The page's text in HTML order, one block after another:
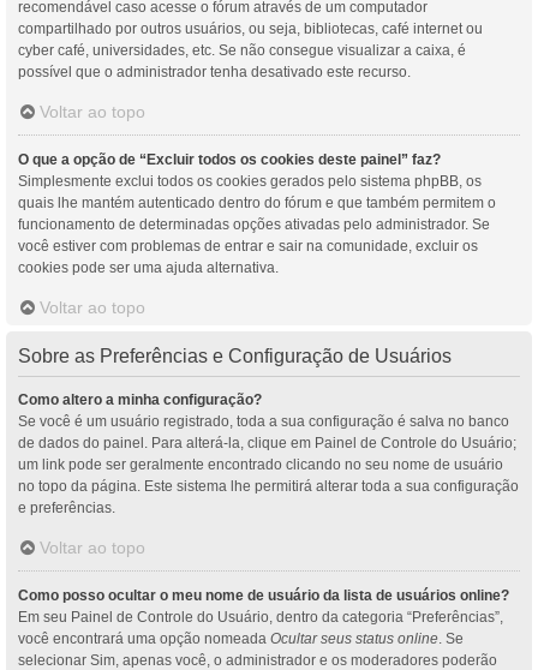
recomendável caso acesse o fórum através de um computador
compartilhado por outros usuários, ou seja, bibliotecas, café internet ou
cyber café, universidades, etc. Se não consegue visualizar a caixa, é
possível que o administrador tenha desativado este recurso.
Voltar ao topo
O que a opção de “Excluir todos os cookies deste painel” faz?
Simplesmente exclui todos os cookies gerados pelo sistema phpBB, os
quais lhe mantém autenticado dentro do fórum e que também permitem o
funcionamento de determinadas opções ativadas pelo administrador. Se
você estiver com problemas de entrar e sair na comunidade, excluir os
cookies pode ser uma ajuda alternativa.
Voltar ao topo
Sobre as Preferências e Configuração de Usuários
Como altero a minha configuração?
Se você é um usuário registrado, toda a sua configuração é salva no banco
de dados do painel. Para alterá-la, clique em Painel de Controle do Usuário;
um link pode ser geralmente encontrado clicando no seu nome de usuário
no topo da página. Este sistema lhe permitirá alterar toda a sua configuração
e preferências.
Voltar ao topo
Como posso ocultar o meu nome de usuário da lista de usuários online?
Em seu Painel de Controle do Usuário, dentro da categoria “Preferências”,
você encontrará uma opção nomeada Ocultar seus status online. Se
selecionar Sim, apenas você, o administrador e os moderadores poderão